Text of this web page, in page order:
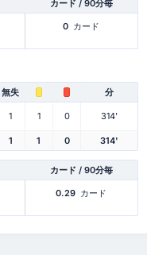
カード / 90分毎
0 カード
無失 分
1 1 0 314'
1 1 0 314'
カード / 90分毎
0.29 カード